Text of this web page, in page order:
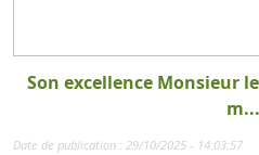
Son excellence Monsieur
m...
Date de publication : 29/10/2025 - 14:03:57